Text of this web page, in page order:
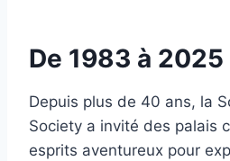
De 1983 à 2025
Depuis plus de 40 ans, la
Society a invité des palais
esprits aventureux pour